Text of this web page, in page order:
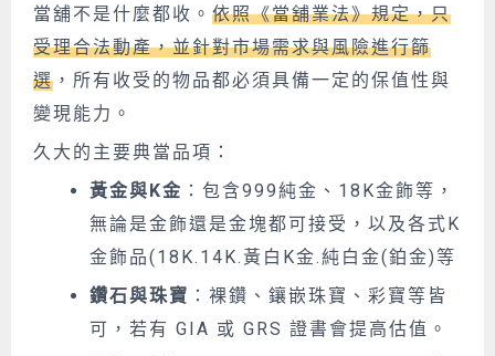
當舖不是什麼都收。 依照《當舖業法》規定，只
受理合法動產，並針對市場需求與風險進行篩
選 ，所有收受的物品都必須具備一定的保值性與
變現能力。
久大的主要典當 品項：
黃金與K金 ：包含999純金、18K金飾等，
無論是金飾還是金塊都可接受，以及各式K
金飾品(18K.14K.黃白K金.純白金(鉑金)等
鑽石與珠寶 ：裸鑽、鑲嵌珠寶、彩寶等皆
可，若有 GIA 或 GRS 證書會提高估值。